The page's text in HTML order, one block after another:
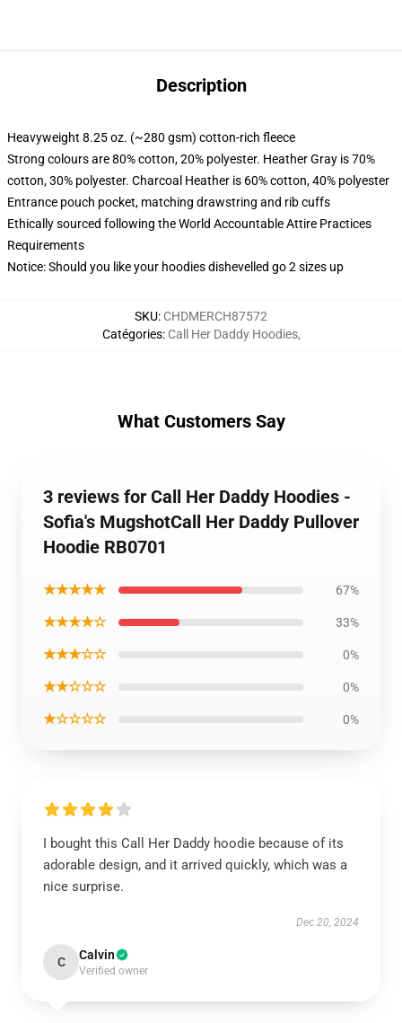
Description
Heavyweight 8.25 oz. (~280 gsm) cotton-rich fleece
Strong colours are 80% cotton, 20% polyester. Heather Gray is 70%
cotton, 30% polyester. Charcoal Heather is 60% cotton, 40% polyester
Entrance pouch pocket, matching drawstring and rib cuffs
Ethically sourced following the World Accountable Attire Practices
Requirements
Notice: Should you like your hoodies dishevelled go 2 sizes up
SKU: CHDMERCH87572
Catégories: Call Her Daddy Hoodies,
What Customers Say
3 reviews for Call Her Daddy Hoodies -
Sofia's MugshotCall Her Daddy Pullover
Hoodie RB0701
★★★★★ 67%
★★★★☆ 33%
★★★☆☆ 0%
★★☆☆☆ 0%
★☆☆☆☆ 0%
I bought this Call Her Daddy hoodie because of its
adorable design, and it arrived quickly, which was a
nice surprise.
Dec 20, 2024
C Calvin
Verified owner